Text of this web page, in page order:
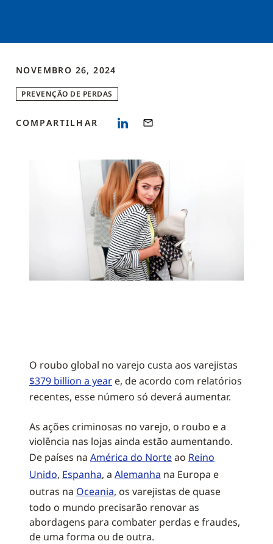
NOVEMBRO 26, 2024
PREVENÇÃO DE PERDAS
COMPARTILHAR
O roubo global no varejo custa aos varejistas
$379 billion a year e, de acordo com relatórios
recentes, esse número só deverá aumentar.
As ações criminosas no varejo, o roubo e a
violência nas lojas ainda estão aumentando.
De países na América do Norteao Reino
Unido, Espanha, a Alemanha na Europa e
outras na Oceania, os varejistas de quase
todo o mundo precisarão renovar as
abordagens para combater perdas e fraudes,
de uma forma ou de outra.